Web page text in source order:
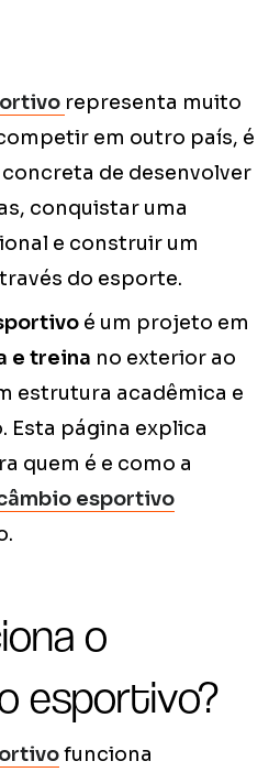
representa muito
em outro país, é
de desenvolver
conquistar uma
e construir um
do esporte.
é um projeto em
e treina no exterior ao
estrutura acadêmica e
Esta página explica
quem é e como a
esportivo
o
esportivo?
funciona